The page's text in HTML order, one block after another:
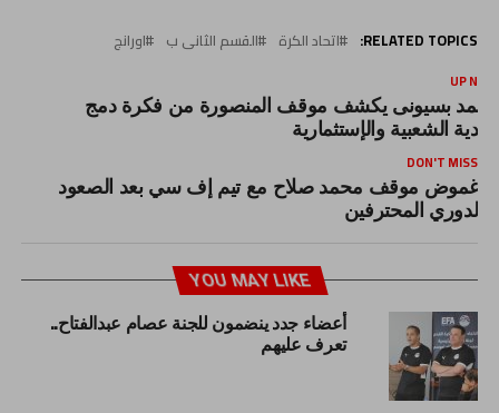
RELATED TOPICS: اتحاد الكرة القسم الثانى ب اورانج
UP
بسيونى يكشف موقف المنصورة من فكرة دمج
الشعبية والإستثمارية
DON'T MISS
غموض موقف محمد صلاح مع تيم إف سي بعد الصعود
لدوري المحترفين
YOU MAY LIKE
أعضاء جدد ينضمون للجنة عصام عبدالفتاح..
تعرف عليهم